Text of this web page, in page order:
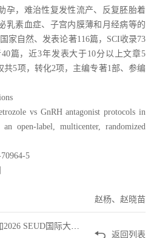
孕，难治性复发性流产、反复胚胎着
乳素血症、子宫内膜薄和月经病等的
家自然、发表论著116篇，SCI收录73
篇，近3年发表大于10分以上文章5
5项，转化2项，主编专著1部、参编
vs GnRH antagonist protocols in
open-label, multicenter, randomized
5
赵杨、赵晓苗
返回列表
上一篇：我院妇科团队受邀参加2026 SEUD国际大会 展示内异症诊疗技术成果